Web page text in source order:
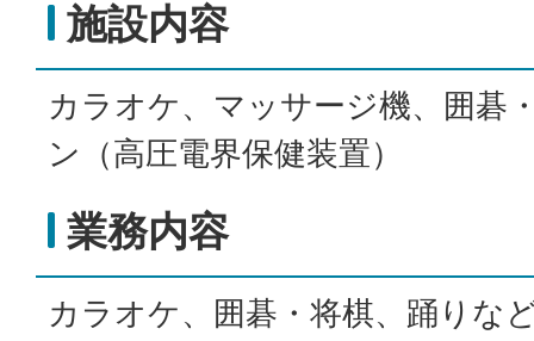
施設内容
カラオケ、マッサージ機、囲碁
ン（高圧電界保健装置）
業務内容
カラオケ、囲碁・将棋、踊りな